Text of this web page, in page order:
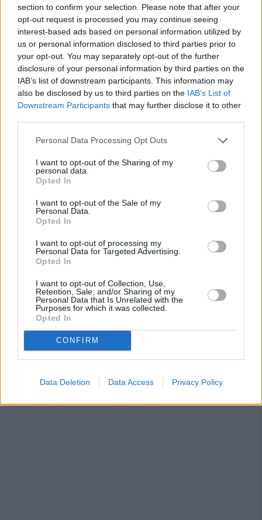
section to confirm your selection. Please note that after your
opt-out request is processed you may continue seeing
interest-based ads based on personal information utilized by
us or personal information disclosed to third parties prior to
your opt-out. You may separately opt-out of the further
disclosure of your personal information by third parties on the
IAB’s list of downstream participants. This information may
also be disclosed by us to third parties on the IAB’s List of
Downstream Participants that may further disclose it to other
Personal Data Processing Opt Outs
I want to opt-out of the Sharing of my
personal data.
Opted In
I want to opt-out of the Sale of my
Personal Data.
Opted In
I want to opt-out of processing my
Personal Data for Targeted Advertising.
Opted In
I want to opt-out of Collection, Use,
Retention, Sale, and/or Sharing of my
Personal Data that Is Unrelated with the
Purposes for which it was collected.
Opted In
CONFIRM
Data Deletion Data Access Privacy Policy
El alcalde de Castillo de Locubín, el socialista Cristóbal
Rodríguez, tacha de “barbaridad” los reiterados sucesos,
máxime cuando se trata de un “daño gratuito”. El
responsable destaca que el grado de concienciación era tal
que algunas de las personas que pasaban por la carretera
llegaron a apearse para colaborar en la extinción e impedir
que aumentara la superficie quemada. Ahora se espera
que la racha cese.